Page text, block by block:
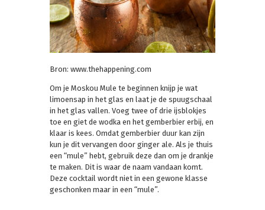
Bron: www.thehappening.com
Om je Moskou Mule te beginnen knijp je wat
limoensap in het glas en laat je de spuugschaal
in het glas vallen. Voeg twee of drie ijsblokjes
toe en giet de wodka en het gemberbier erbij, en
klaar is kees. Omdat gemberbier duur kan zijn
kun je dit vervangen door ginger ale. Als je thuis
een “mule” hebt, gebruik deze dan om je drankje
te maken. Dit is waar de naam vandaan komt.
Deze cocktail wordt niet in een gewone klasse
geschonken maar in een “mule”.